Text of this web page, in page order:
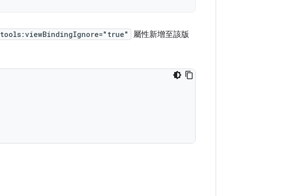
tools:viewBindingIgnore="true"
屬性新增至該版